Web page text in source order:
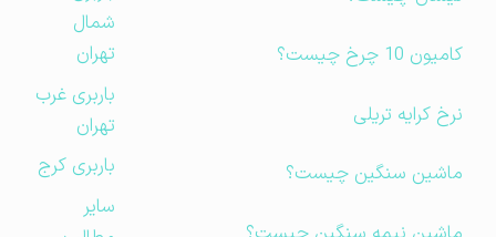
کامیون 10 چرخ چیست؟
نرخ کرایه تریلی
ماشین سنگین چیست؟
شمال
تهران
باربری غرب
تهران
باربری کرج